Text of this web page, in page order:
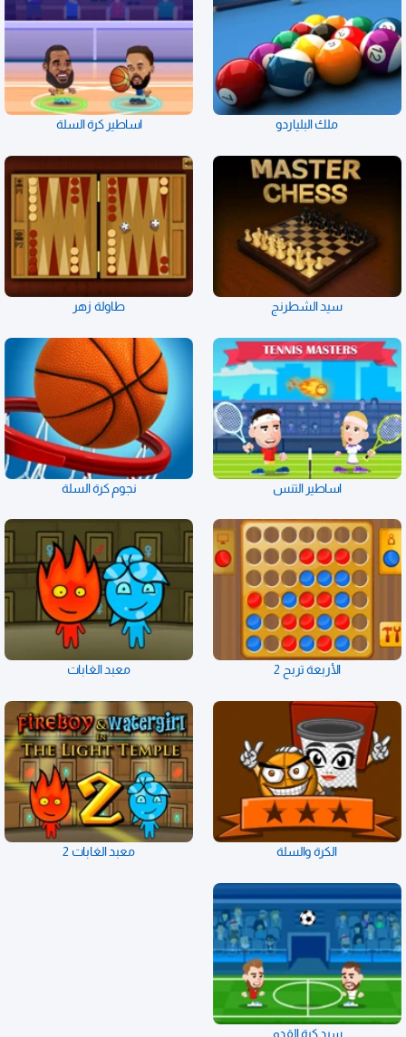
ملك البلياردو اساطير كرة السلة
سيد الشطرنج طاولة زهر
اساطير التنس نجوم كرة السلة
الأربعة تربح 2 معبد الغابات
الكرة والسلة معبد الغابات 2
سيد كرة القدم